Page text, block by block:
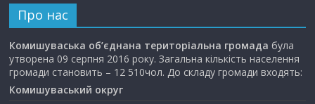
Про нас
Комишуваська об’єднана територіальна громада була
утворена 09 серпня 2016 року. Загальна кількість населення
громади становить – 12 510чол. До складу громади входять:
Комишуваський округ